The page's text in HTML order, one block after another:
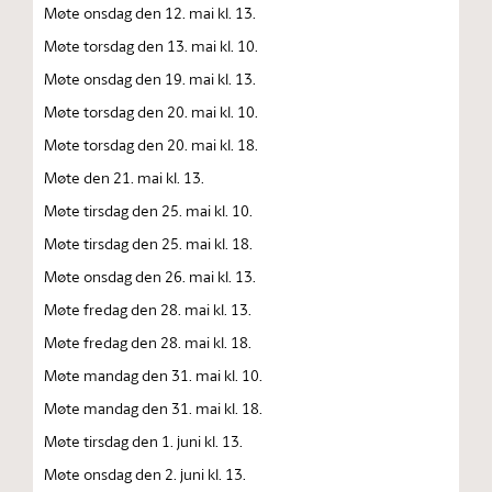
Møte onsdag den 12. mai kl. 13.
Møte torsdag den 13. mai kl. 10.
Møte onsdag den 19. mai kl. 13.
Møte torsdag den 20. mai kl. 10.
Møte torsdag den 20. mai kl. 18.
Møte den 21. mai kl. 13.
Møte tirsdag den 25. mai kl. 10.
Møte tirsdag den 25. mai kl. 18.
Møte onsdag den 26. mai kl. 13.
Møte fredag den 28. mai kl. 13.
Møte fredag den 28. mai kl. 18.
Møte mandag den 31. mai kl. 10.
Møte mandag den 31. mai kl. 18.
Møte tirsdag den 1. juni kl. 13.
Møte onsdag den 2. juni kl. 13.